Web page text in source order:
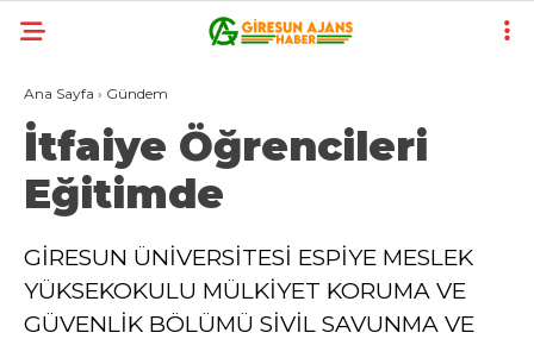
Ana Sayfa › Gündem
İtfaiye Öğrencileri
Eğitimde
GİRESUN ÜNİVERSİTESİ ESPİYE MESLEK
YÜKSEKOKULU MÜLKİYET KORUMA VE
GÜVENLİK BÖLÜMÜ SİVİL SAVUNMA VE